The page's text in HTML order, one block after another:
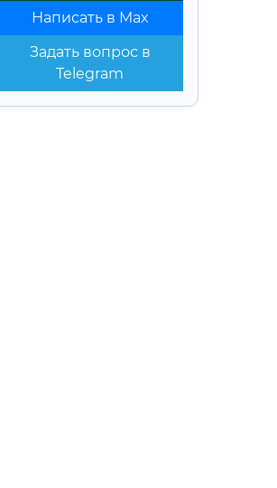
Написать в Max
Задать вопрос в
Telegram